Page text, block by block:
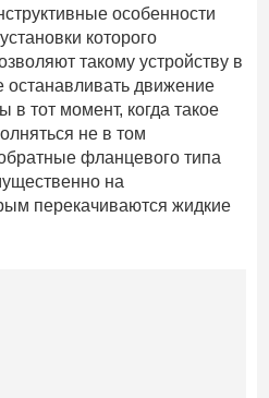
особенности
которого
такому устройству в
движение
в тот момент, когда такое
не в том
фланцевого типа
на
перекачиваются жидкие